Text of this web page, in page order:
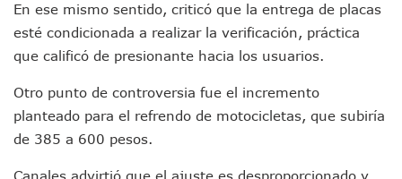
Mediante Asambleas Informativas Juan Carlos Castro
IMSS Rehabilitará Infraestructura De La UMF No. 170 En
Puerto Vallarta Se Suma A Simulacro Estatal Por Bloqueos
Movimiento Ciudadano Capacita A Su Estructura
Hospital Civil De La Costa Inicia Su Construcción En Puerto
Fechas Y Sedes De Las Jornadas De Adopción De Perros
Accidente Fatal En La Autopista Guadalajara–Tepic Deja
En ese mismo sentido, criticó que la entrega de placas
esté condicionada a realizar la verificación, práctica
que calificó de presionante hacia los usuarios.
Otro punto de controversia fue el incremento
planteado para el refrendo de motocicletas, que subiría
de 385 a 600 pesos.